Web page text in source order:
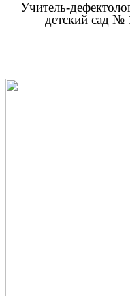
Учитель-
детский сад №